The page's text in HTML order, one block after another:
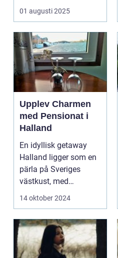
kombinera ...
01 augusti 2025
Upplev Charmen
med Pensionat i
Halland
En idyllisk getaway
Halland ligger som en
pärla på Sveriges
västkust, med
fantastis...
14 oktober 2024